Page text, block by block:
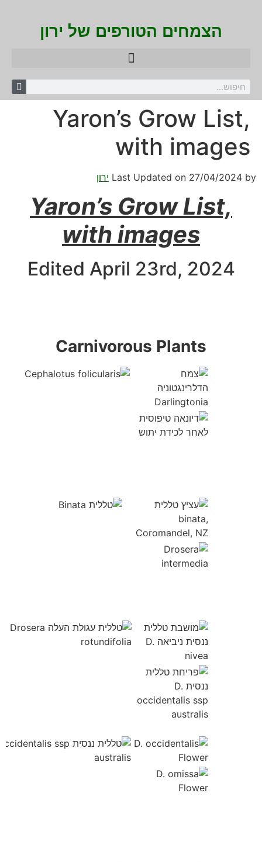
הצמחים הטורפים של ירון
Yaron’s Grow List,
with images
Last Updated on 27/04/2024 by ירון
Yaron’s Grow List,
with images
Edited April 23rd, 2024
Carnivorous Plants